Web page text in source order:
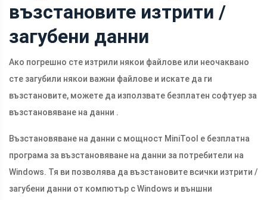
възстановите изтрити /
загубени данни
Ако погрешно сте изтрили някои файлове или неочаквано
сте загубили някои важни файлове и искате да ги
възстановите, можете да използвате безплатен софтуер за
възстановяване на данни .
Възстановяване на данни с мощност MiniTool е безплатна
програма за възстановяване на данни за потребители на
Windows. Тя ви позволява да възстановите всички изтрити /
загубени данни от компютър с Windows и външни